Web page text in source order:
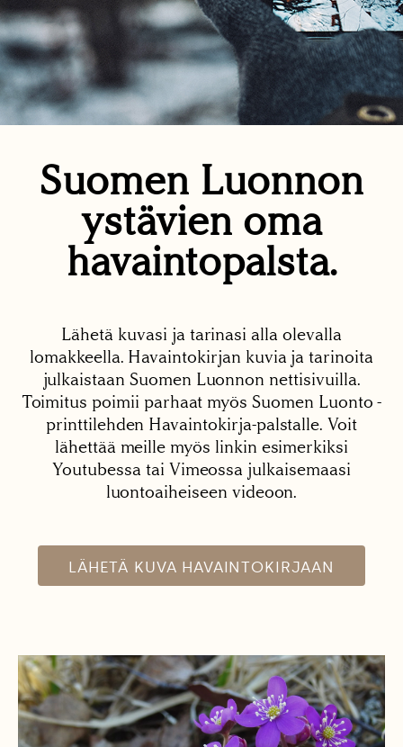
Suomen Luonnon
ystävien oma
havaintopalsta.
Lähetä kuvasi ja tarinasi alla olevalla
lomakkeella. Havaintokirjan kuvia ja tarinoita
julkaistaan Suomen Luonnon nettisivuilla.
Toimitus poimii parhaat myös Suomen Luonto -
printtilehden Havaintokirja-palstalle. Voit
lähettää meille myös linkin esimerkiksi
Youtubessa tai Vimeossa julkaisemaasi
luontoaiheiseen videoon.
LÄHETÄ KUVA HAVAINTOKIRJAAN